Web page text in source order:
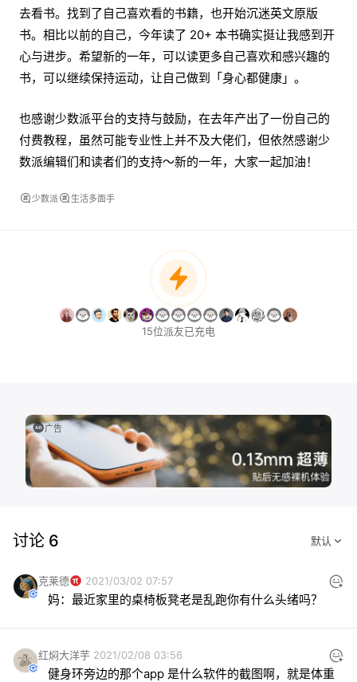
去看书。找到了自己喜欢看的书籍，也开始沉迷英文原版
书。相比以前的自己，今年读了 20+ 本书确实挺让我感到开
心与进步。希望新的一年，可以读更多自己喜欢和感兴趣的
书，可以继续保持运动，让自己做到「身心都健康」。
也感谢少数派平台的支持与鼓励，在去年产出了一份自己的
付费教程，虽然可能专业性上并不及大佬们，但依然感谢少
数派编辑们和读者们的支持～新的一年，大家一起加油！
少数派 生活多面手
15位派友已充电
广告
讨论 6
克莱德 2021/03/02 07:57
妈：最近家里的桌椅板凳老是乱跑你有什么头绪吗？
红焖大洋芋 2021/02/08 03:56
健身环旁边的那个app 是什么软件的截图啊，就是体重